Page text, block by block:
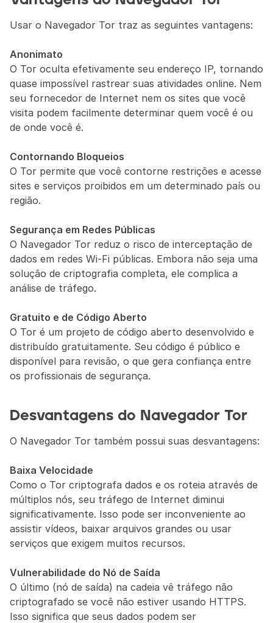
Usar o Navegador Tor traz as seguintes vantagens:
Anonimato
O Tor oculta efetivamente seu endereço IP, tornando
quase impossível rastrear suas atividades online. Nem
seu fornecedor de Internet nem os sites que você
visita podem facilmente determinar quem você é ou
de onde você é.
Contornando Bloqueios
O Tor permite que você contorne restrições e acesse
sites e serviços proibidos em um determinado país ou
região.
Segurança em Redes Públicas
O Navegador Tor reduz o risco de interceptação de
dados em redes Wi-Fi públicas. Embora não seja uma
solução de criptografia completa, ele complica a
análise de tráfego.
Gratuito e de Código Aberto
O Tor é um projeto de código aberto desenvolvido e
distribuído gratuitamente. Seu código é público e
disponível para revisão, o que gera confiança entre
os profissionais de segurança.
Desvantagens do Navegador Tor
O Navegador Tor também possui suas desvantagens:
Baixa Velocidade
Como o Tor criptografa dados e os roteia através de
múltiplos nós, seu tráfego de Internet diminui
significativamente. Isso pode ser inconveniente ao
assistir vídeos, baixar arquivos grandes ou usar
serviços que exigem muitos recursos.
Vulnerabilidade do Nó de Saída
O último (nó de saída) na cadeia vê tráfego não
criptografado se você não estiver usando HTTPS.
Isso significa que seus dados podem ser